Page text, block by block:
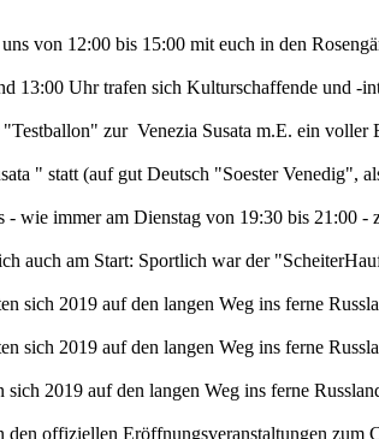
von 12:00 bis 15:00 mit euch in den
Uhr trafen sich Kulturschaffende und -
zur Venezia Susata m.E. ein
" statt (auf gut Deutsch "Soester Venedig",
immer am Dienstag von 19:30 bis 21:00 -
auch am Start: Sportlich war der
sich 2019 auf den langen Weg ins ferne
sich 2019 auf den langen Weg ins ferne
sich 2019 auf den langen Weg ins ferne
offiziellen Eröffnungsveranstaltungen zum